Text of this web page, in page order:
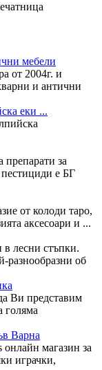
мебели
от 2004г. и
и антични
еки ...
за
пестициди е БГ
от колоди таро,
аксесоари и ...
в лесни стъпки.
разнообразни об
Ви представим
голяма
Варна
магазин за
играчки,